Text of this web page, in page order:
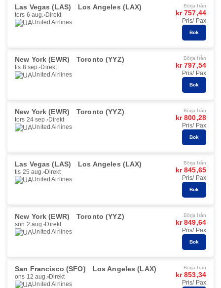
Las Vegas (LAS) Los Angeles (LAX)
tors 6 aug. Direkt
United Airlines
Börja från
kr 757,44
Pris/ Pax
Bok
New York (EWR) Toronto (YYZ)
tis 8 sep. Direkt
United Airlines
Börja från
kr 797,54
Pris/ Pax
Bok
New York (EWR) Toronto (YYZ)
tors 24 sep. Direkt
United Airlines
Börja från
kr 800,28
Pris/ Pax
Bok
Las Vegas (LAS) Los Angeles (LAX)
tis 25 aug. Direkt
United Airlines
Börja från
kr 845,65
Pris/ Pax
Bok
New York (EWR) Toronto (YYZ)
sön 2 aug. Direkt
United Airlines
Börja från
kr 849,64
Pris/ Pax
Bok
San Francisco (SFO) Los Angeles (LAX)
ons 12 aug. Direkt
United Airlines
Börja från
kr 853,34
Pris/ Pax